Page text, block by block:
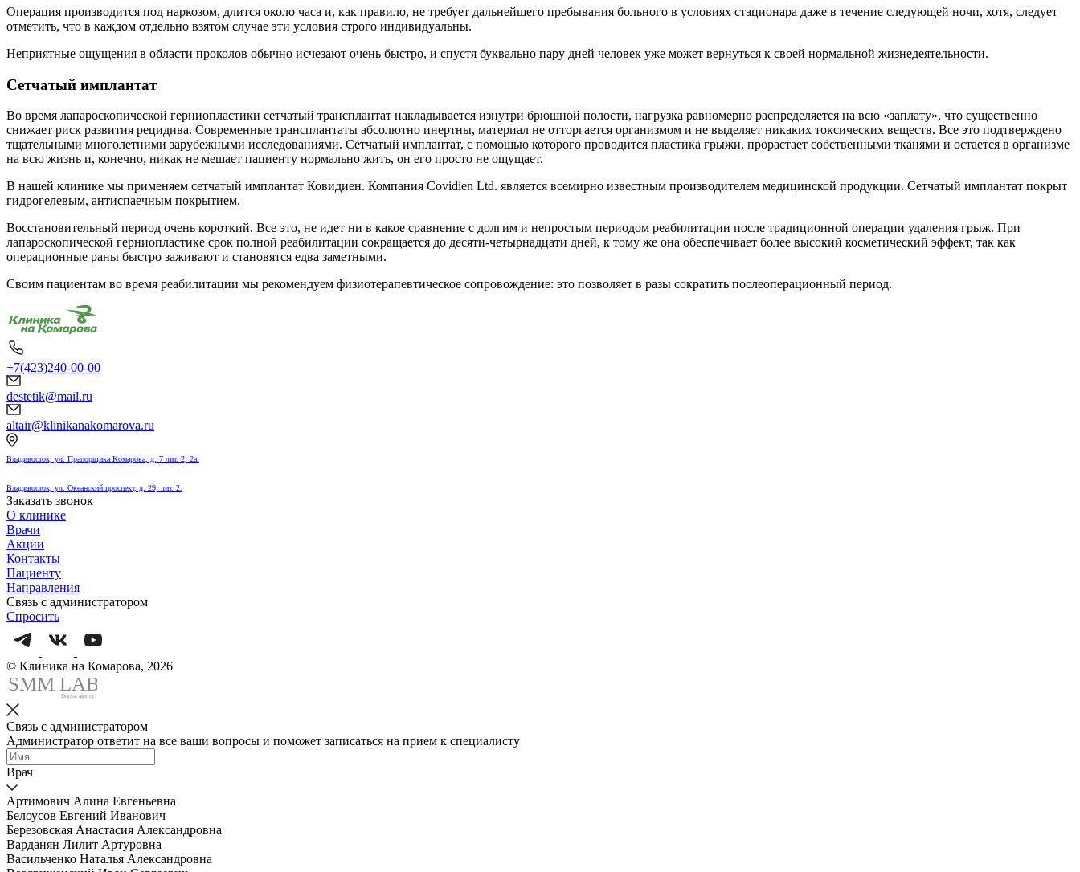
Операция производится под наркозом, длится около часа и, как правило, не требует дальнейшего пребывания больного в условиях стационара даже в течение следующей ночи, хотя, следует
отметить, что в каждом отдельно взятом случае эти условия строго индивидуальны.
Неприятные ощущения в области проколов обычно исчезают очень быстро, и спустя буквально пару дней человек уже может вернуться к своей нормальной жизнедеятельности.
Сетчатый имплантат
Во время лапароскопической герниопластики сетчатый трансплантат накладывается изнутри брюшной полости, нагрузка равномерно распределяется на всю «заплату», что существенно
снижает риск развития рецидива. Современные трансплантаты абсолютно инертны, материал не отторгается организмом и не выделяет никаких токсических веществ. Все это подтверждено
тщательными многолетними зарубежными исследованиями. Сетчатый имплантат, с помощью которого проводится пластика грыжи, прорастает собственными тканями и остается в организме
на всю жизнь и, конечно, никак не мешает пациенту нормально жить, он его просто не ощущает.
В нашей клинике мы применяем сетчатый имплантат Ковидиен. Компания Covidien Ltd. является всемирно известным производителем медицинской продукции. Сетчатый имплантат покрыт
гидрогелевым, антиспаечным покрытием.
Восстановительный период очень короткий. Все это, не идет ни в какое сравнение с долгим и непростым периодом реабилитации после традиционной операции удаления грыж. При
лапароскопической герниопластике срок полной реабилитации сокращается до десяти-четырнадцати дней, к тому же она обеспечивает более высокий косметический эффект, так как
операционные раны быстро заживают и становятся едва заметными.
Своим пациентам во время реабилитации мы рекомендуем физиотерапевтическое сопровождение: это позволяет в разы сократить послеоперационный период.
+7(423)240-00-00
destetik@mail.ru
altair@klinikanakomarova.ru
Владивосток, ул. Прапорщика Комарова, д. 7 лит. 2, 2а.
Владивосток, ул. Океанский проспект, д. 29, лит. 2.
Заказать звонок
О клинике
Врачи
Акции
Контакты
Пациенту
Направления
Связь с администратором
Спросить
© Клиника на Комарова, 2026
SMM LAB
Digital agency
Связь с администратором
Администратор ответит на все ваши вопросы и поможет записаться на прием к специалисту
Врач
Артимович Алина Евгеньевна
Белоусов Евгений Иванович
Березовская Анастасия Александровна
Варданян Лилит Артуровна
Васильченко Наталья Александровна